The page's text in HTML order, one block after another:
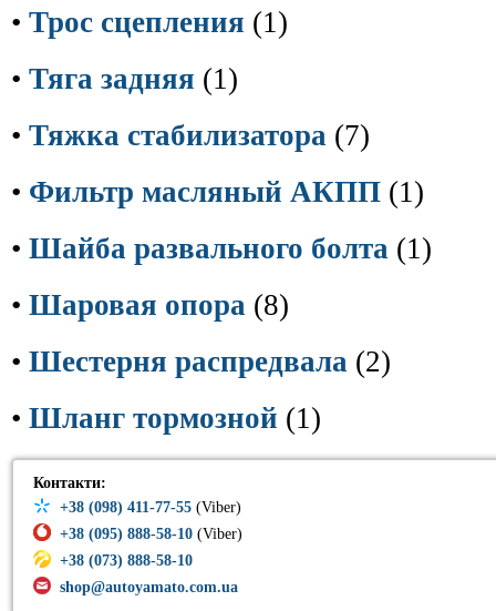
• Трос сцепления (1)
• Тяга задняя (1)
• Тяжка стабилизатора (7)
• Фильтр масляный АКПП (1)
• Шайба развального болта (1)
• Шаровая опора (8)
• Шестерня распредвала (2)
• Шланг тормозной (1)
Контакти:
+38 (098) 411-77-55 (Viber)
+38 (095) 888-58-10 (Viber)
+38 (073) 888-58-10
shop@autoyamato.com.ua